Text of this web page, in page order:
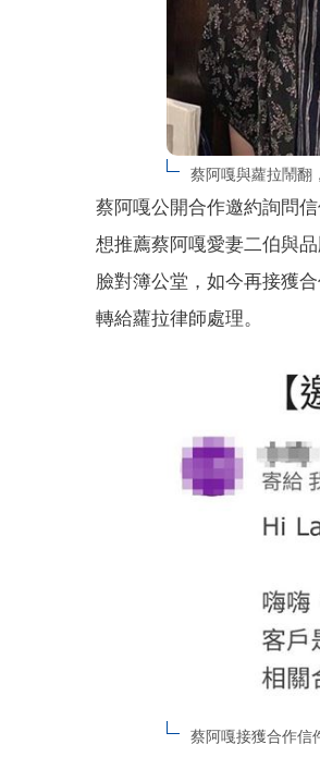
蔡阿嘎與蘿拉鬧翻
蔡阿嘎公開合作邀約詢問
想推薦蔡阿嘎愛妻二伯與
臉對簿公堂，如今再接獲
轉給蘿拉律師處理。
蔡阿嘎接獲合作信